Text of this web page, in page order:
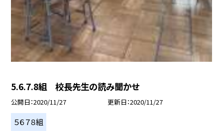
5.6.7.8組 校長先生の読み聞かせ
公開日 2020/11/27 更新日 2020/11/27
５６７８組